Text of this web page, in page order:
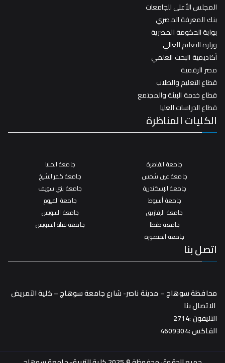
المجلس الأعلى للجامعات
بنك المعرفة المصري
بوابة الحكومة المصرية
وزارة التعليم العالي
أكاديمية البحث العلمي
مصر الرقمية
قطاع التعليم والطلاب
قطاع خدمة البيئة والمجتمع
قطاع الدراسات العليا
الكليات المناظرة
جامعة القاهرة
جامعة عين شمس
جامعة الإسكندرية
جامعة أسيوط
جامعة الزقازيق
جامعة طنطا
جامعة المنصورة
جامعة المنيا
جامعة كفر الشيخ
جامعة بني سويف
جامعة الفيوم
جامعة السويس
جامعة قناة السويس
اتصل بنا
محافظة سوهاج – مدينة ناصر- شارع جامعة سوهاج – كلية التمريض
الاتصال بنا
التليفون :2714
الفاكس :4609304